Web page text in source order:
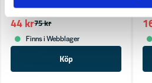
75 kr
44 kr
Finns i Webblager
Köp